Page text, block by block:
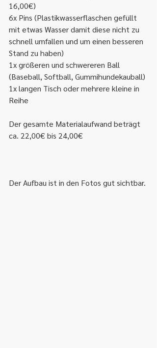
16,00€)
6x Pins (Plastikwasserflaschen gefüllt
mit etwas Wasser damit diese nicht zu
schnell umfallen und um einen besseren
Stand zu haben)
1x größeren und schwereren Ball
(Baseball, Softball, Gummihundekauball)
1x langen Tisch oder mehrere kleine in
Reihe
Der gesamte Materialaufwand beträgt
ca. 22,00€ bis 24,00€
Der Aufbau ist in den Fotos gut sichtbar.